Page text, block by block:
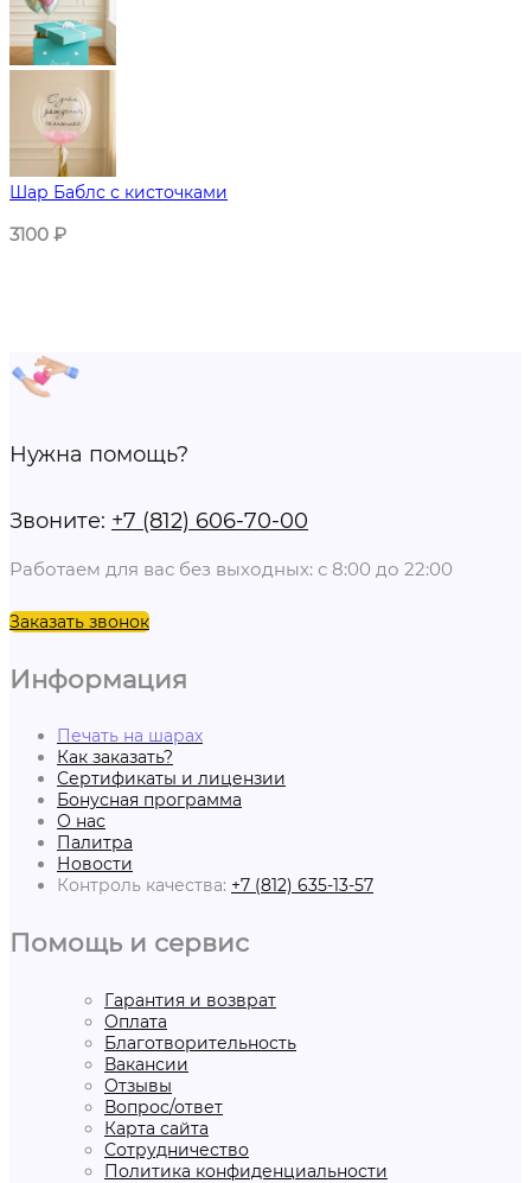
Шар Баблс с кисточками
3100 ₽
Нужна помощь?
Звоните: +7 (812) 606-70-00
Работаем для вас без выходных: с 8:00 до 22:00
Заказать звонок
Информация
Печать на шарах
Как заказать?
Сертификаты и лицензии
Бонусная программа
О нас
Палитра
Новости
Контроль качества: +7 (812) 635-13-57
Помощь и сервис
Гарантия и возврат
Оплата
Благотворительность
Вакансии
Отзывы
Вопрос/ответ
Карта сайта
Сотрудничество
Политика конфиденциальности